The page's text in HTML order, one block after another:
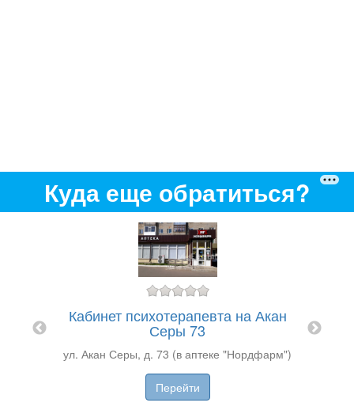
Куда еще обратиться?
Кабинет психотерапевта на Акан
Серы 73
ул. Акан Серы, д. 73 (в аптеке "Нордфарм")
Перейти